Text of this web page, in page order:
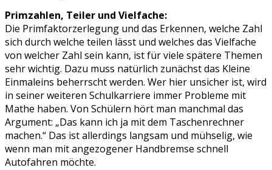
Primzahlen, Teiler und Vielfache:
Die Primfaktorzerlegung und das Erkennen, welche Zahl
sich durch welche teilen lässt und welches das Vielfache
von welcher Zahl sein kann, ist für viele spätere Themen
sehr wichtig. Dazu muss natürlich zunächst das Kleine
Einmaleins beherrscht werden. Wer hier unsicher ist, wird
in seiner weiteren Schulkarriere immer Probleme mit
Mathe haben. Von Schülern hört man manchmal das
Argument: „Das kann ich ja mit dem Taschenrechner
machen.“ Das ist allerdings langsam und mühselig, wie
wenn man mit angezogener Handbremse schnell
Autofahren möchte.